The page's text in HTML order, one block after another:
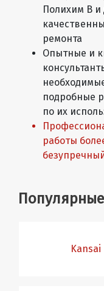
Полихим В и
ремонта
Опытные и
подробные
по их
работы
Kansai